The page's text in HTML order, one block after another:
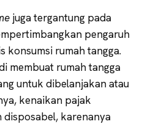
juga tergantung pada
pengaruh
konsumsi rumah tangga.
membuat rumah tangga
untuk dibelanjakan atau
kenaikan pajak
disposabel, karenanya